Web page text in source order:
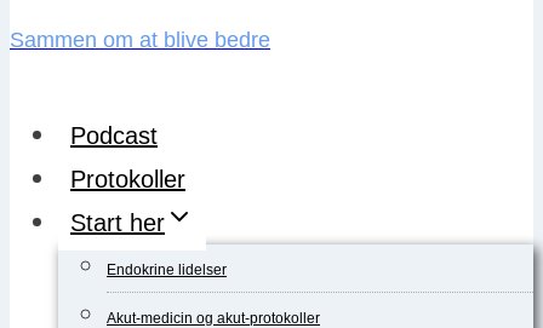
Sammen om at blive bedre
Podcast
Protokoller
Start her
Endokrine lidelser
Akut-medicin og akut-protokoller